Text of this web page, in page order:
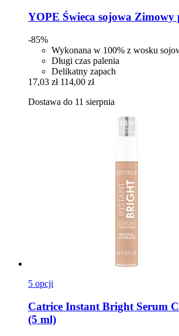
YOPE Świeca sojowa Zimowy
-85%
Wykonana w 100% z wosku
Długi czas palenia
Delikatny zapach
17,03 zł 114,00 zł
Dostawa do 11 sierpnia
5 opcji
Catrice Instant Bright Serum
(5 ml)